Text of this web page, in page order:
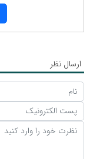
ارسال نظر